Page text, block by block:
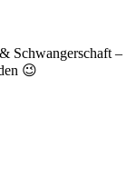
Schwangerschaft –
😉